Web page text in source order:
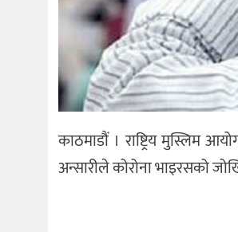
काठमाडौं । राष्ट्रिय मुस्लिम
अन्सारीले कोरोना भाइरसको